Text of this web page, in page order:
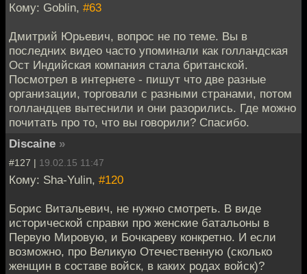
Кому: Goblin, #63
Дмитрий Юрьевич, вопрос не по теме. Вы в
последних видео часто упоминали как голландская
Ост Индийская компания стала британской.
Посмотрел в интернете - пишут что две разные
организации, торговали с разными странами, потом
голландцев вытеснили и они разорились. Где можно
почитать про то, что вы говорили? Спасибо.
Discaine »
#127 | 19.02.15 11:47
Кому: Sha-Yulin, #120
Борис Витальевич, не нужно смотреть. В виде
исторической справки про женские батальоны в
Первую Мировую, и Бочкареву конкретно. И если
возможно, про Великую Отечественную (сколько
женщин в составе войск, в каких родах войск)?